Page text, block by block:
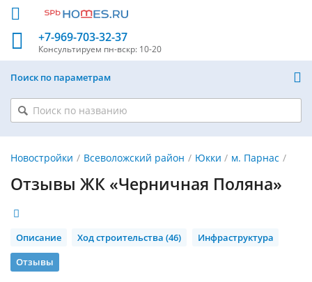
+7-969-703-32-37
Консультируем пн-вскр: 10-20
Поиск по параметрам
Новостройки Всеволожский район Юкки м. Парнас
Отзывы ЖК «Черничная Поляна»
Описание Ход строительства (46)
Инфраструктура
Отзывы